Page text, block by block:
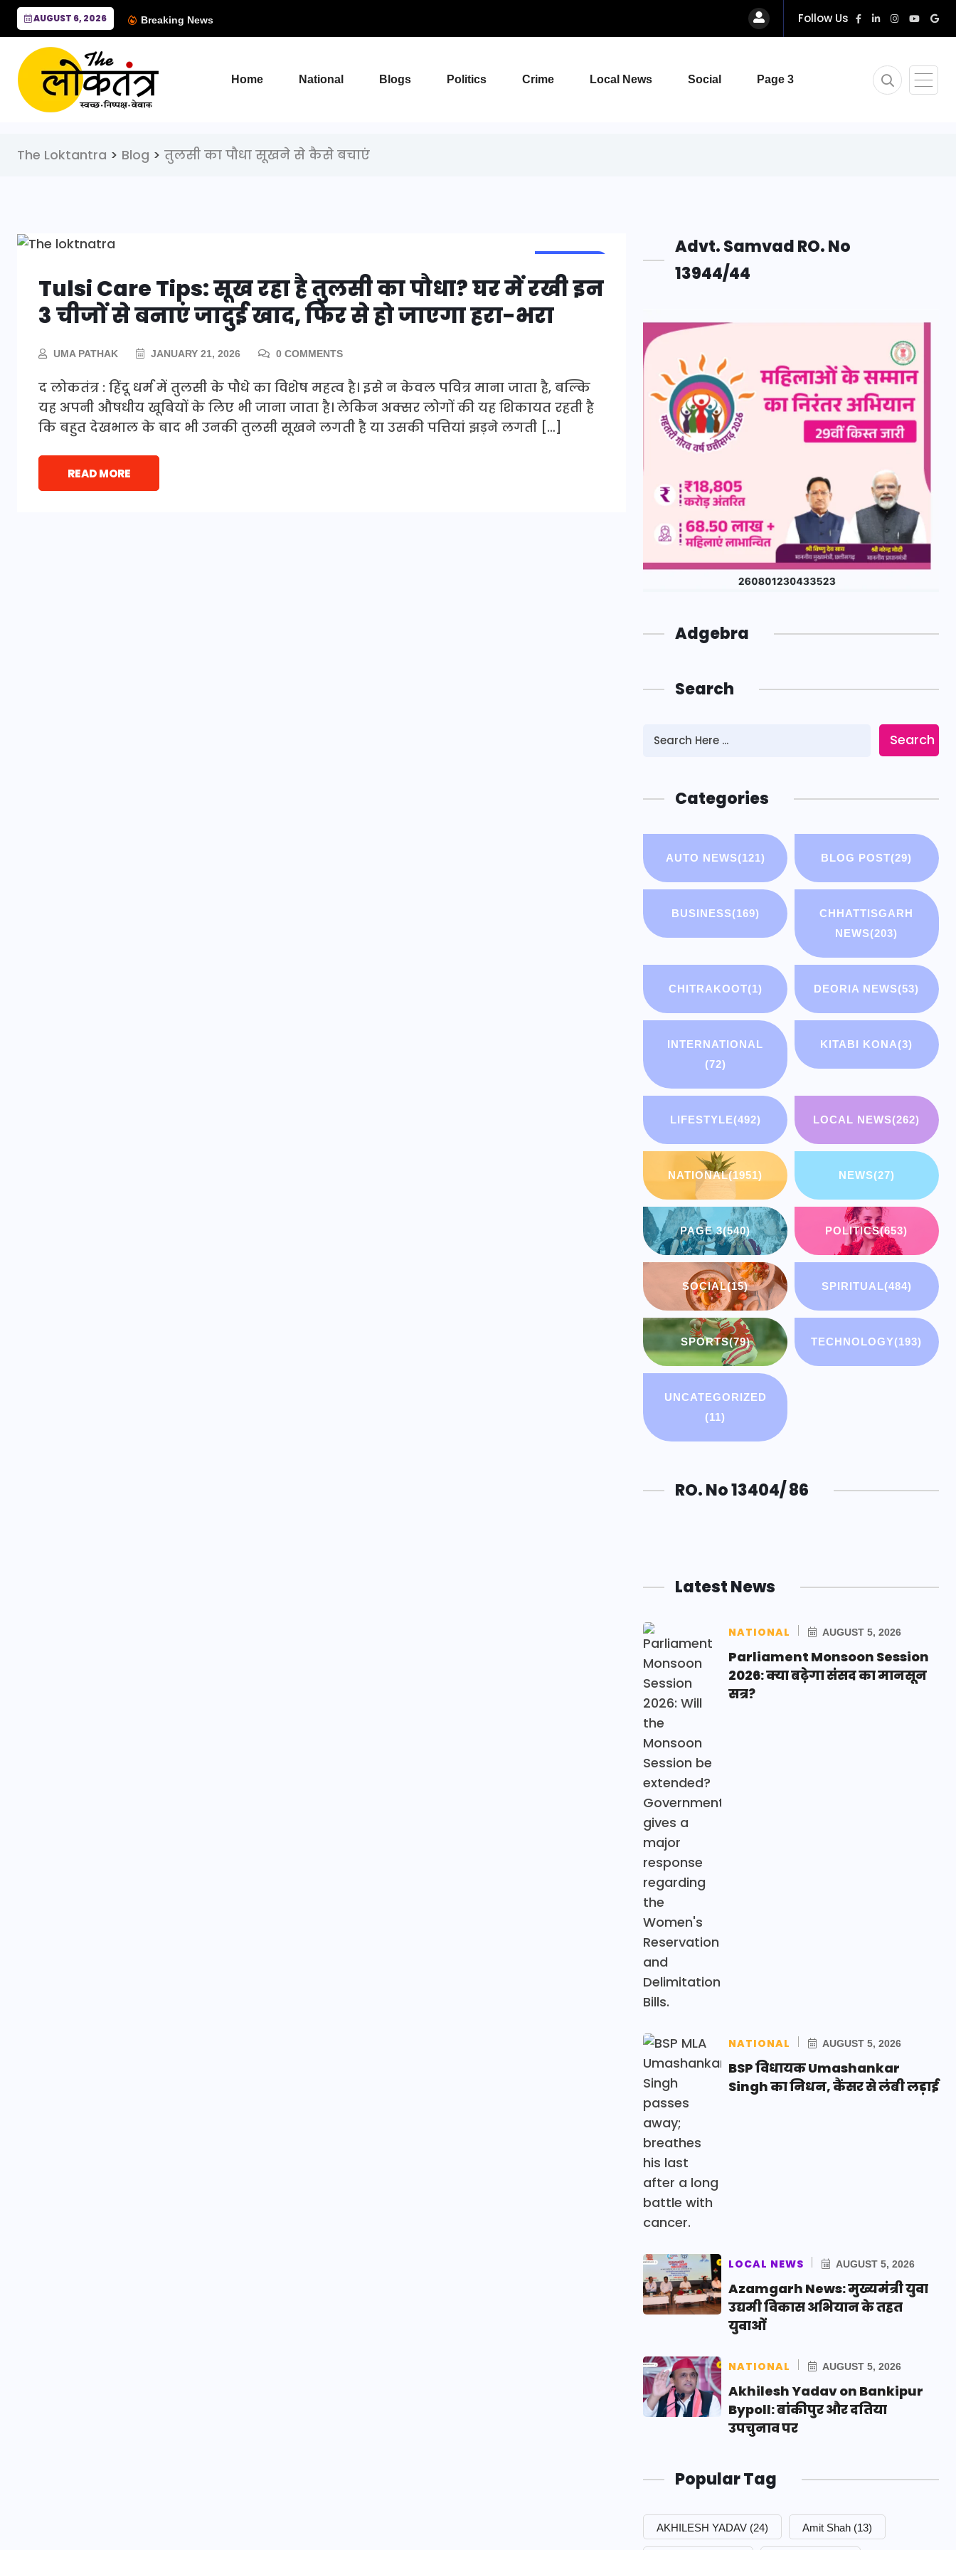
AUGUST 6, 2026 Breaking News Follow Us
Home National Blogs Politics Crime Local News Social Page 3
The Loktantra > Blog > तुलसी का पौधा सूखने से कैसे बचाएं
Tulsi Care Tips: सूख रहा है तुलसी का पौधा? घर में रखी इन
3 चीजों से बनाएं जादुई खाद, फिर से हो जाएगा हरा-भरा
UMA PATHAK JANUARY 21, 2026 0 COMMENTS
द लोकतंत्र : हिंदू धर्म में तुलसी के पौधे का विशेष महत्व है। इसे न केवल पवित्र माना जाता है, बल्कि
यह अपनी औषधीय खूबियों के लिए भी जाना जाता है। लेकिन अक्सर लोगों की यह शिकायत रहती है
कि बहुत देखभाल के बाद भी उनकी तुलसी सूखने लगती है या उसकी पत्तियां झड़ने लगती […]
READ MORE
Advt. Samvad RO. No
13944/44
Adgebra
Search
Search
Categories
AUTO NEWS(121) BLOG POST(29)
BUSINESS(169)
CHHATTISGARH
NEWS(203)
CHITRAKOOT(1) DEORIA NEWS(53)
INTERNATIONAL
(72)
KITABI KONA(3)
LIFESTYLE(492) LOCAL NEWS(262)
NATIONAL(1951) NEWS(27)
PAGE 3(540) POLITICS(653)
SOCIAL(15) SPIRITUAL(484)
SPORTS(79) TECHNOLOGY(193)
UNCATEGORIZED
(11)
RO. No 13404/ 86
Latest News
NATIONAL AUGUST 5, 2026
Parliament Monsoon Session
2026: क्या बढ़ेगा संसद का मानसून
सत्र?
NATIONAL AUGUST 5, 2026
BSP विधायक Umashankar
Singh का निधन, कैंसर से लंबी लड़ाई
LOCAL NEWS AUGUST 5, 2026
Azamgarh News: मुख्यमंत्री युवा
उद्यमी विकास अभियान के तहत
युवाओं
NATIONAL AUGUST 5, 2026
Akhilesh Yadav on Bankipur
Bypoll: बांकीपुर और दतिया
उपचुनाव पर
Popular Tag
AKHILESH YADAV (24) Amit Shah (13)